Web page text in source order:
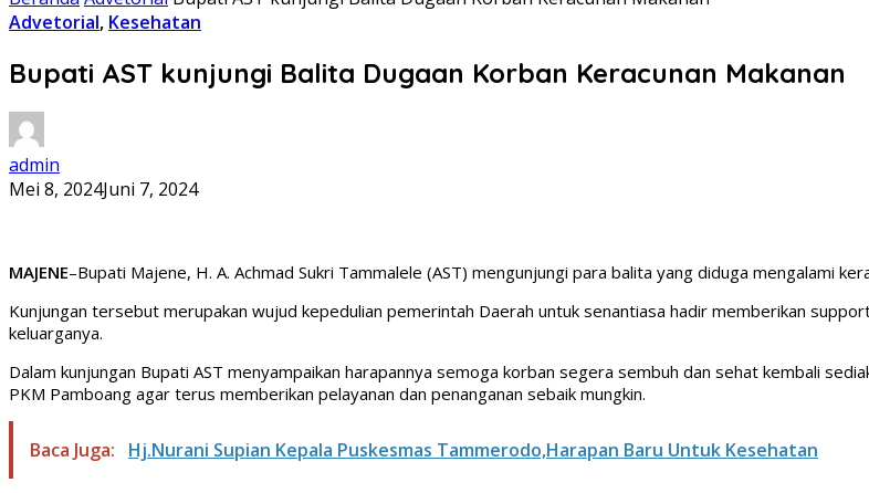
Advetorial, Kesehatan
Bupati AST kunjungi Balita Dugaan Korban Keracunan Makanan
admin
Mei 8, 2024Juni 7, 2024
MAJENE–Bupati Majene, H. A. Achmad Sukri Tammalele (AST) mengunjungi para balita yang diduga mengalami
Kunjungan tersebut merupakan wujud kepedulian pemerintah Daerah untuk senantiasa hadir memberikan
keluarganya.
Dalam kunjungan Bupati AST menyampaikan harapannya semoga korban segera sembuh dan sehat kembali
PKM Pamboang agar terus memberikan pelayanan dan penanganan sebaik mungkin.
Baca Juga: Hj.Nurani Supian Kepala Puskesmas Tammerodo,Harapan Baru Untuk Kesehatan